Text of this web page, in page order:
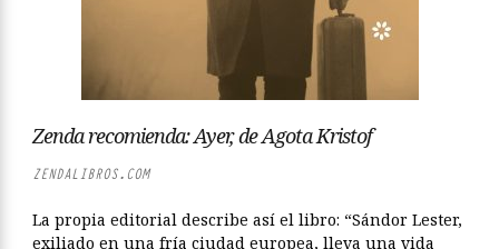
Zenda recomienda: Ayer, de Agota Kristof
ZENDALIBROS.COM
La propia editorial describe así el libro: “Sándor Lester,
exiliado en una fría ciudad europea, lleva una vida